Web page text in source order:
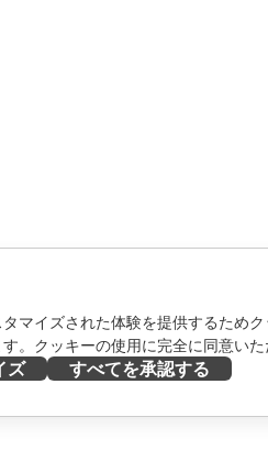
マイズされた体験を提供するため
。クッキーの使用に完全に同意いた
ズ すべてを承認する